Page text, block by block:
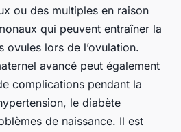
ou des multiples en raison
qui peuvent entraîner la
ovules lors de l’ovulation.
avancé peut également
complications pendant la
le diabète
de naissance. Il est